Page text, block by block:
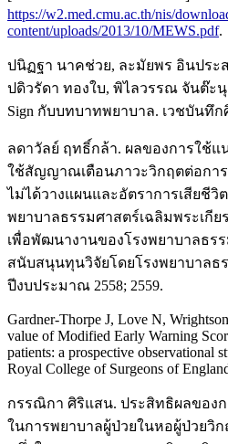
https://w2.med.cmu.ac.th/nis/
content/uploads/2013/10/MEWS.pdf.
ปนิฏฐา นาคช่วย, ละมัยพร อินประ
ปดิวรัดา ทองใบ, พิไลวรรณ จันต๊ะนุ.
Sign กับบทบาทพยาบาล. เวชบันทึกศิ
ลดาวัลย์ ฤทธิ์กล้า. ผลของการใช้แ
ใช้สัญญาณเตือนภาวะวิกฤตต่อการ
ไม่ได้วางแผนและอัตราการเสียชีวิ
พยาบาลธรรมศาสตร์เฉลิมพระเกี
เพื่อพัฒนางานของโรงพยาบาลธร
สนับสนุนทุนวิจัยโดยโรงพยาบาลธ
ปีงบประมาณ 2558; 2559.
Gardner-Thorpe J, Love N,
value of Modified Early Warning
patients: a prospective observational
Royal College of Surgeons of
กรรณิกา ศิริแสน. ประสิทธิผลของ
ในการพยาบาลผู้ป่วยในหอผู้ป่วยวิ